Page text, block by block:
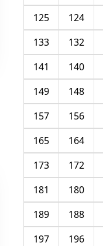
124
125
132
133
140
141
148
149
156
157
164
165
172
173
180
181
188
189
196
197